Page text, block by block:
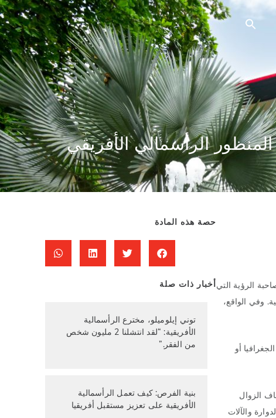
الرأسمالي الأفريقي
الرؤية التي
وفي الواقع،
أو
الزوال
والآلات
حصة هذه المادة
أخبار ذات صلة
توني إيلوميلو، مخترع الرأسمالية
الأفريقية: “لقد انتشلنا 2 مليون شخص
من الفقر.”
بنية الفرص: كيف تعمل الرأسمالية
الأفريقية على تعزيز مستقبل أفريقيا